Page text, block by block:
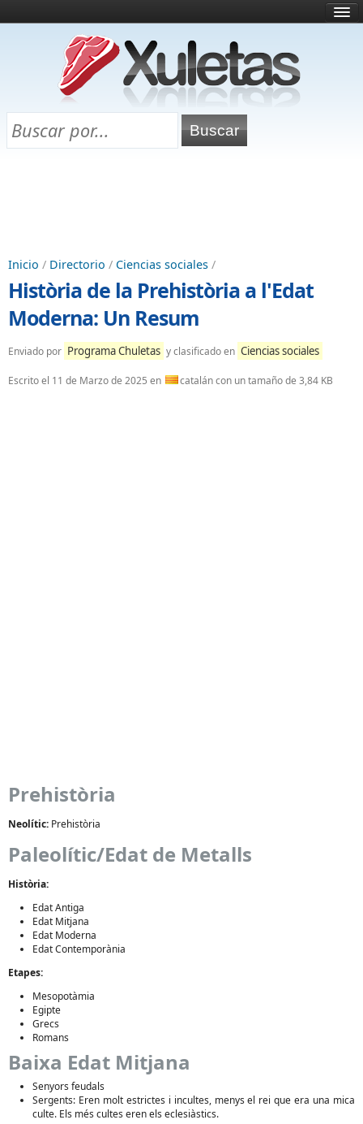
¿Qué es esto?
Directorio
Chuletas para exámenes
Inicio / Directorio / Ciencias sociales /
Història de la Prehistòria a l'Edat
Moderna: Un Resum
Enviado por Programa Chuletas y clasificado en Ciencias sociales
Escrito el 11 de Marzo de 2025 en catalán con un tamaño de 3,84 KB
Prehistòria
Neolític: Prehistòria
Paleolític/Edat de Metalls
Història:
Edat Antiga
Edat Mitjana
Edat Moderna
Edat Contemporània
Etapes:
Mesopotàmia
Egipte
Grecs
Romans
Baixa Edat Mitjana
Senyors feudals
Sergents: Eren molt estrictes i incultes, menys el rei que era una mica
culte. Els més cultes eren els eclesiàstics.